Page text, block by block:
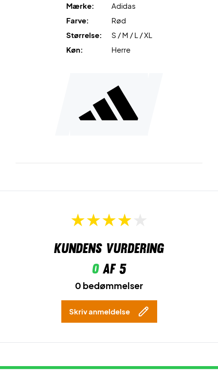
Mærke:
Adidas
Farve:
Rød
Størrelse:
S / M / L / XL
Køn:
Herre
Kundens vurdering
0af 5
0 bedømmelser
Skriv anmeldelse